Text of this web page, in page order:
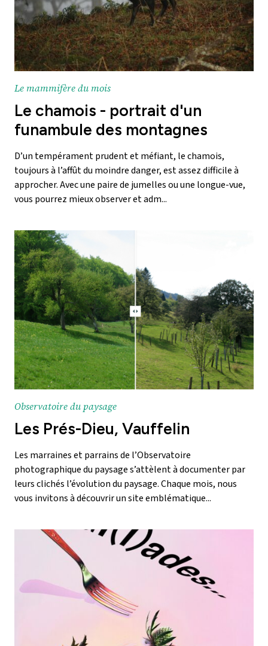
Le mammifère du mois
Le chamois - portrait d'un
funambule des montagnes
D’un tempérament prudent et méfiant, le chamois,
toujours à l’affût du moindre danger, est assez difficile à
approcher. Avec une paire de jumelles ou une longue-vue,
vous pourrez mieux observer et adm...
Observatoire du paysage
Les Prés-Dieu, Vauffelin
Les marraines et parrains de l’Observatoire
photographique du paysage s’attèlent à documenter par
leurs clichés l’évolution du paysage. Chaque mois, nous
vous invitons à découvrir un site emblématique...